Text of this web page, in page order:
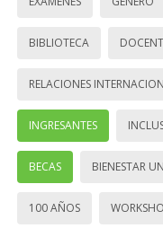
BIBLIOTECA
RELACIONES
INGRESANTES
BECAS BIENESTAR
100 AÑOS